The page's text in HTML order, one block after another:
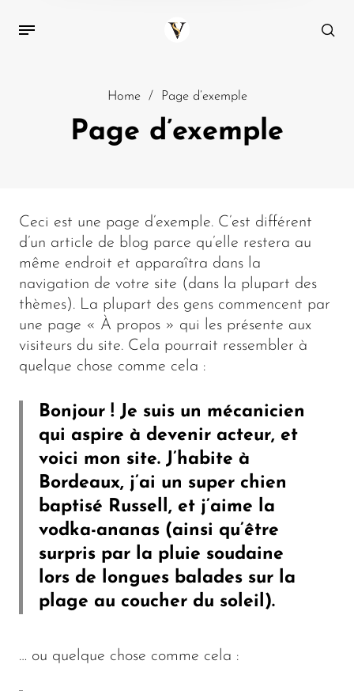
Home / Page d’exemple
Page d’exemple
Ceci est une page d’exemple. C’est différent
d’un article de blog parce qu’elle restera au
même endroit et apparaîtra dans la
navigation de votre site (dans la plupart des
thèmes). La plupart des gens commencent par
une page « À propos » qui les présente aux
visiteurs du site. Cela pourrait ressembler à
quelque chose comme cela :
Bonjour ! Je suis un mécanicien
qui aspire à devenir acteur, et
voici mon site. J’habite à
Bordeaux, j’ai un super chien
baptisé Russell, et j’aime la
vodka-ananas (ainsi qu’être
surpris par la pluie soudaine
lors de longues balades sur la
plage au coucher du soleil).
… ou quelque chose comme cela :